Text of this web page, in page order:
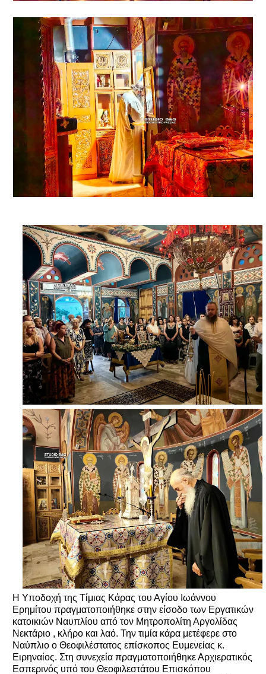
Η Υποδοχή της Τίμιας Κάρας του Αγίου Ιωάννου
Ερημίτου πραγματοποιήθηκε στην είσοδο των Εργατικών
κατοικιών Ναυπλίου από τον Μητροπολίτη Αργολίδας
Νεκτάριο , κλήρο και λαό. Την τιμία κάρα μετέφερε στο
Ναύπλιο ο Θεοφιλέστατος επίσκοπος Ευμενείας κ.
Ειρηναίος. Στη συνεχεία πραγματοποιήθηκε Αρχιερατικός
Εσπερινός υπό του Θεοφιλεστάτου Επισκόπου